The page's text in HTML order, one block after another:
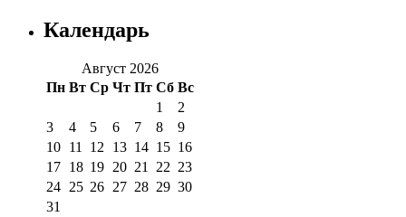
Календарь
Август 2026
Пн Вт Ср Чт Пт Сб Вс
1
2
3
4 5 6 7 8
9
10 11 12 13 14 15 16
17 18 19 20 21 22 23
24 25 26 27 28 29 30
31